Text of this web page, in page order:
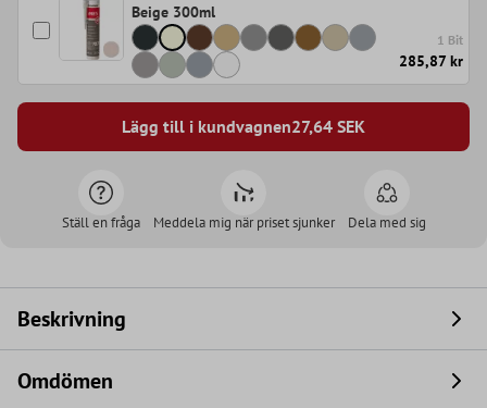
Beige 300ml
1 Bit
285,87 kr
Lägg till i kundvagnen27,64 SEK
Ställ en fråga Meddela mig när priset sjunker Dela med sig
Beskrivning
Omdömen